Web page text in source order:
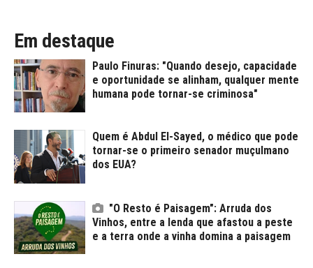
Em destaque
Paulo Finuras: "Quando desejo, capacidade
e oportunidade se alinham, qualquer mente
humana pode tornar-se criminosa"
Quem é Abdul El-Sayed, o médico que pode
tornar-se o primeiro senador muçulmano
dos EUA?
"O Resto é Paisagem": Arruda dos
Vinhos, entre a lenda que afastou a peste
e a terra onde a vinha domina a paisagem